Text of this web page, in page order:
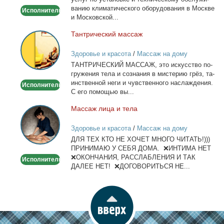
Исполнитель
ва­нию кли­ма­ти­че­ско­го обо­ру­до­ва­ния в Москве
и Мос­ков­ской...
Тантрический
массаж
Исполнитель
Тан­три­че­ский мас­саж
Здоровье и красота/ Массаж на дому
ТАНТРИЧЕСКИЙ МАССАЖ, это ис­кус­ство по­
гру­же­ния те­ла и со­зна­ния в ми­сте­рию грёз, та­
ин­ствен­ной неги и чув­ствен­но­го на­сла­жде­ния.
С его по­мо­щью вы...
Массаж
лица
и
тела
Исполнитель
Мас­саж ли­ца и те­ла
Здоровье и красота/ Массаж на дому
ДЛЯ ТЕХ КТО НЕ ХОЧЕТ МНОГО ЧИТАТЬ!)))
ПРИНИМАЮ У СЕБЯ ДОМА. ❌ИНТИМА НЕТ
❌ОКОНЧАНИЯ, РАССЛАБЛЕНИЯ И ТАК
ДАЛЕЕ НЕТ! ❌ДОГОВОРИТЬСЯ НЕ...